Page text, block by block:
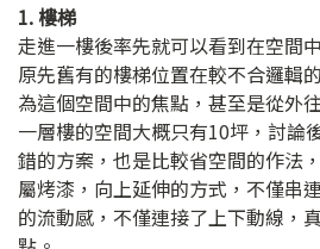
1. 樓梯
走進一樓後率先就可以看到在空間
原先舊有的樓梯位置在較不合邏輯
為這個空間中的焦點，甚至是從外
一層樓的空間大概只有10坪，討論
錯的方案，也是比較省空間的作法
屬烤漆，向上延伸的方式，不僅串
的流動感，不僅連接了上下動線，